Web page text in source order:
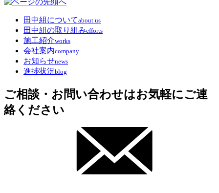
田中組についてabout us
田中組の取り組みefforts
施工紹介works
会社案内company
お知らせnews
進捗状況blog
ご相談・お問い合わせはお気軽にご連
絡ください